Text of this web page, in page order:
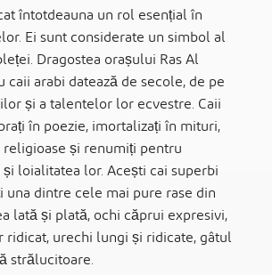
întotdeauna un rol esențial în
Ei sunt considerate un simbol al
Dragostea orașului Ras Al
caii arabi datează de secole, de pe
și a talentelor lor ecvestre. Caii
în poezie, imortalizați în mituri,
și renumiți pentru
loialitatea lor. Acești cai superbi
una dintre cele mai pure rase din
lată și plată, ochi căprui expresivi,
urechi lungi și ridicate, gâtul
strălucitoare.